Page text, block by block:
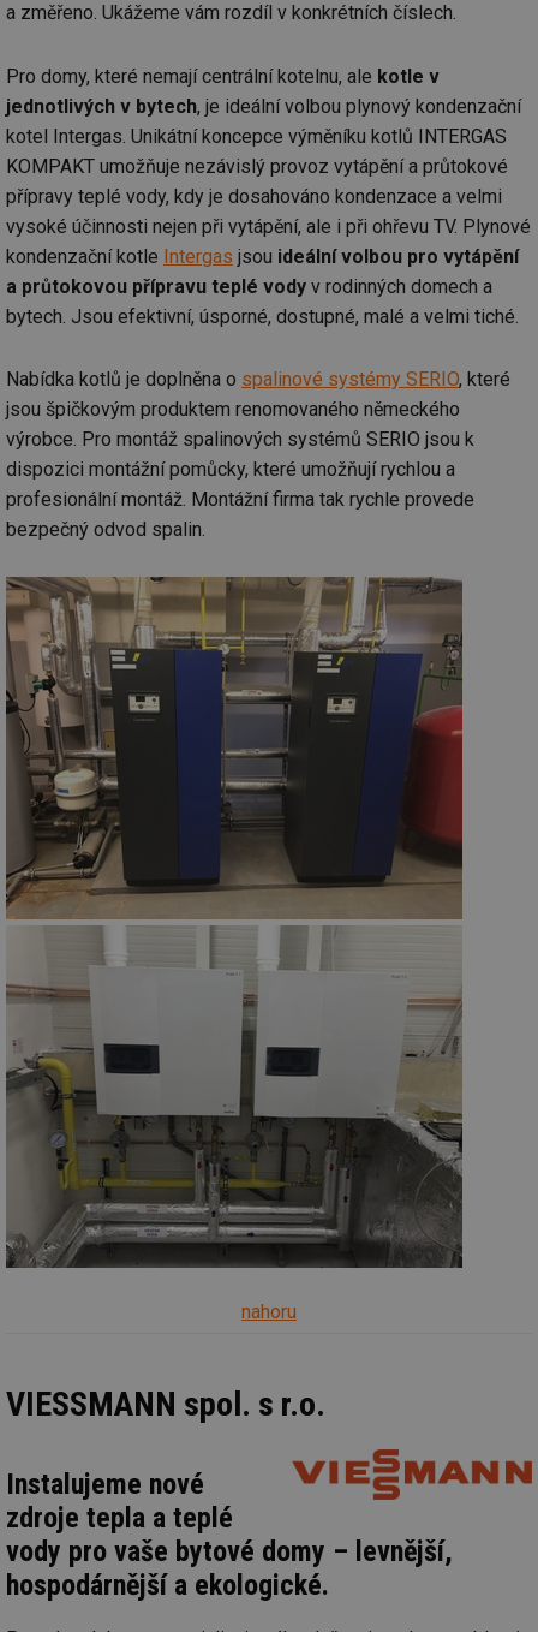
a změřeno. Ukážeme vám rozdíl v konkrétních číslech.
Pro domy, které nemají centrální kotelnu, ale kotle v
jednotlivých v bytech, je ideální volbou plynový kondenzační
kotel Intergas. Unikátní koncepce výměníku kotlů INTERGAS
KOMPAKT umožňuje nezávislý provoz vytápění a průtokové
přípravy teplé vody, kdy je dosahováno kondenzace a velmi
vysoké účinnosti nejen při vytápění, ale i při ohřevu TV. Plynové
kondenzační kotle Intergas jsou ideální volbou pro vytápění
a průtokovou přípravu teplé vody v rodinných domech a
bytech. Jsou efektivní, úsporné, dostupné, malé a velmi tiché.
Nabídka kotlů je doplněna o spalinové systémy SERIO, které
jsou špičkovým produktem renomovaného německého
výrobce. Pro montáž spalinových systémů SERIO jsou k
dispozici montážní pomůcky, které umožňují rychlou a
profesionální montáž. Montážní firma tak rychle provede
bezpečný odvod spalin.
nahoru
VIESSMANN spol. s r.o.
Instalujeme nové
zdroje tepla a teplé
vody pro vaše bytové domy – levnější,
hospodárnější a ekologické.